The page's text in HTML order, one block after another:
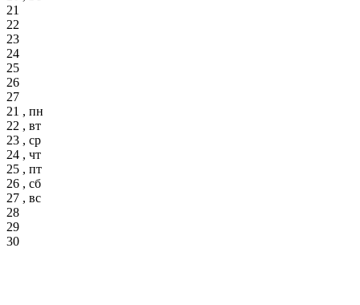
21
22
23
24
25
26
27
21 , пн
22 , вт
23 , ср
24 , чт
25 , пт
26 , сб
27 , вс
28
29
30